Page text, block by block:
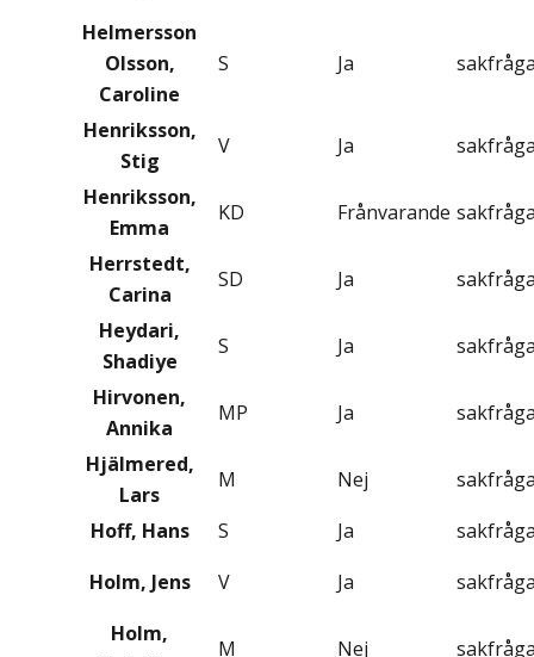
Helmersson
Olsson,
Caroline
S Ja
Henriksson,
Stig
V Ja
Henriksson,
Emma
KD Frånvarande
Herrstedt,
Carina
SD Ja
Heydari,
Shadiye
S Ja
Hirvonen,
Annika
MP Ja
Hjälmered,
Lars
M Nej
Hoff, Hans
S Ja
Holm, Jens
V Ja
Holm,
M Nej